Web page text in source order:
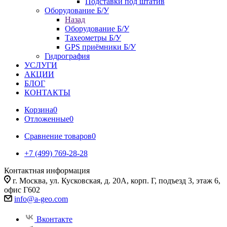
Оборудование Б/У
Назад
Оборудование Б/У
Тахеометры Б/У
GPS приёмники Б/У
Гидрография
УСЛУГИ
АКЦИИ
БЛОГ
КОНТАКТЫ
Корзина0
Отложенные0
Сравнение товаров0
+7 (499) 769-28-28
Контактная информация
г. Москва, ул. Кусковская, д. 20А, корп. Г, подъезд 3, этаж 6,
офис Г602
info@a-geo.com
Вконтакте